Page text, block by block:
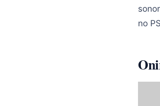
no